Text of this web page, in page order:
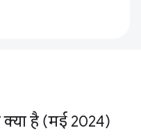
क्या है (मई 2024)